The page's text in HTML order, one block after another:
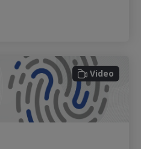
VideoVideo